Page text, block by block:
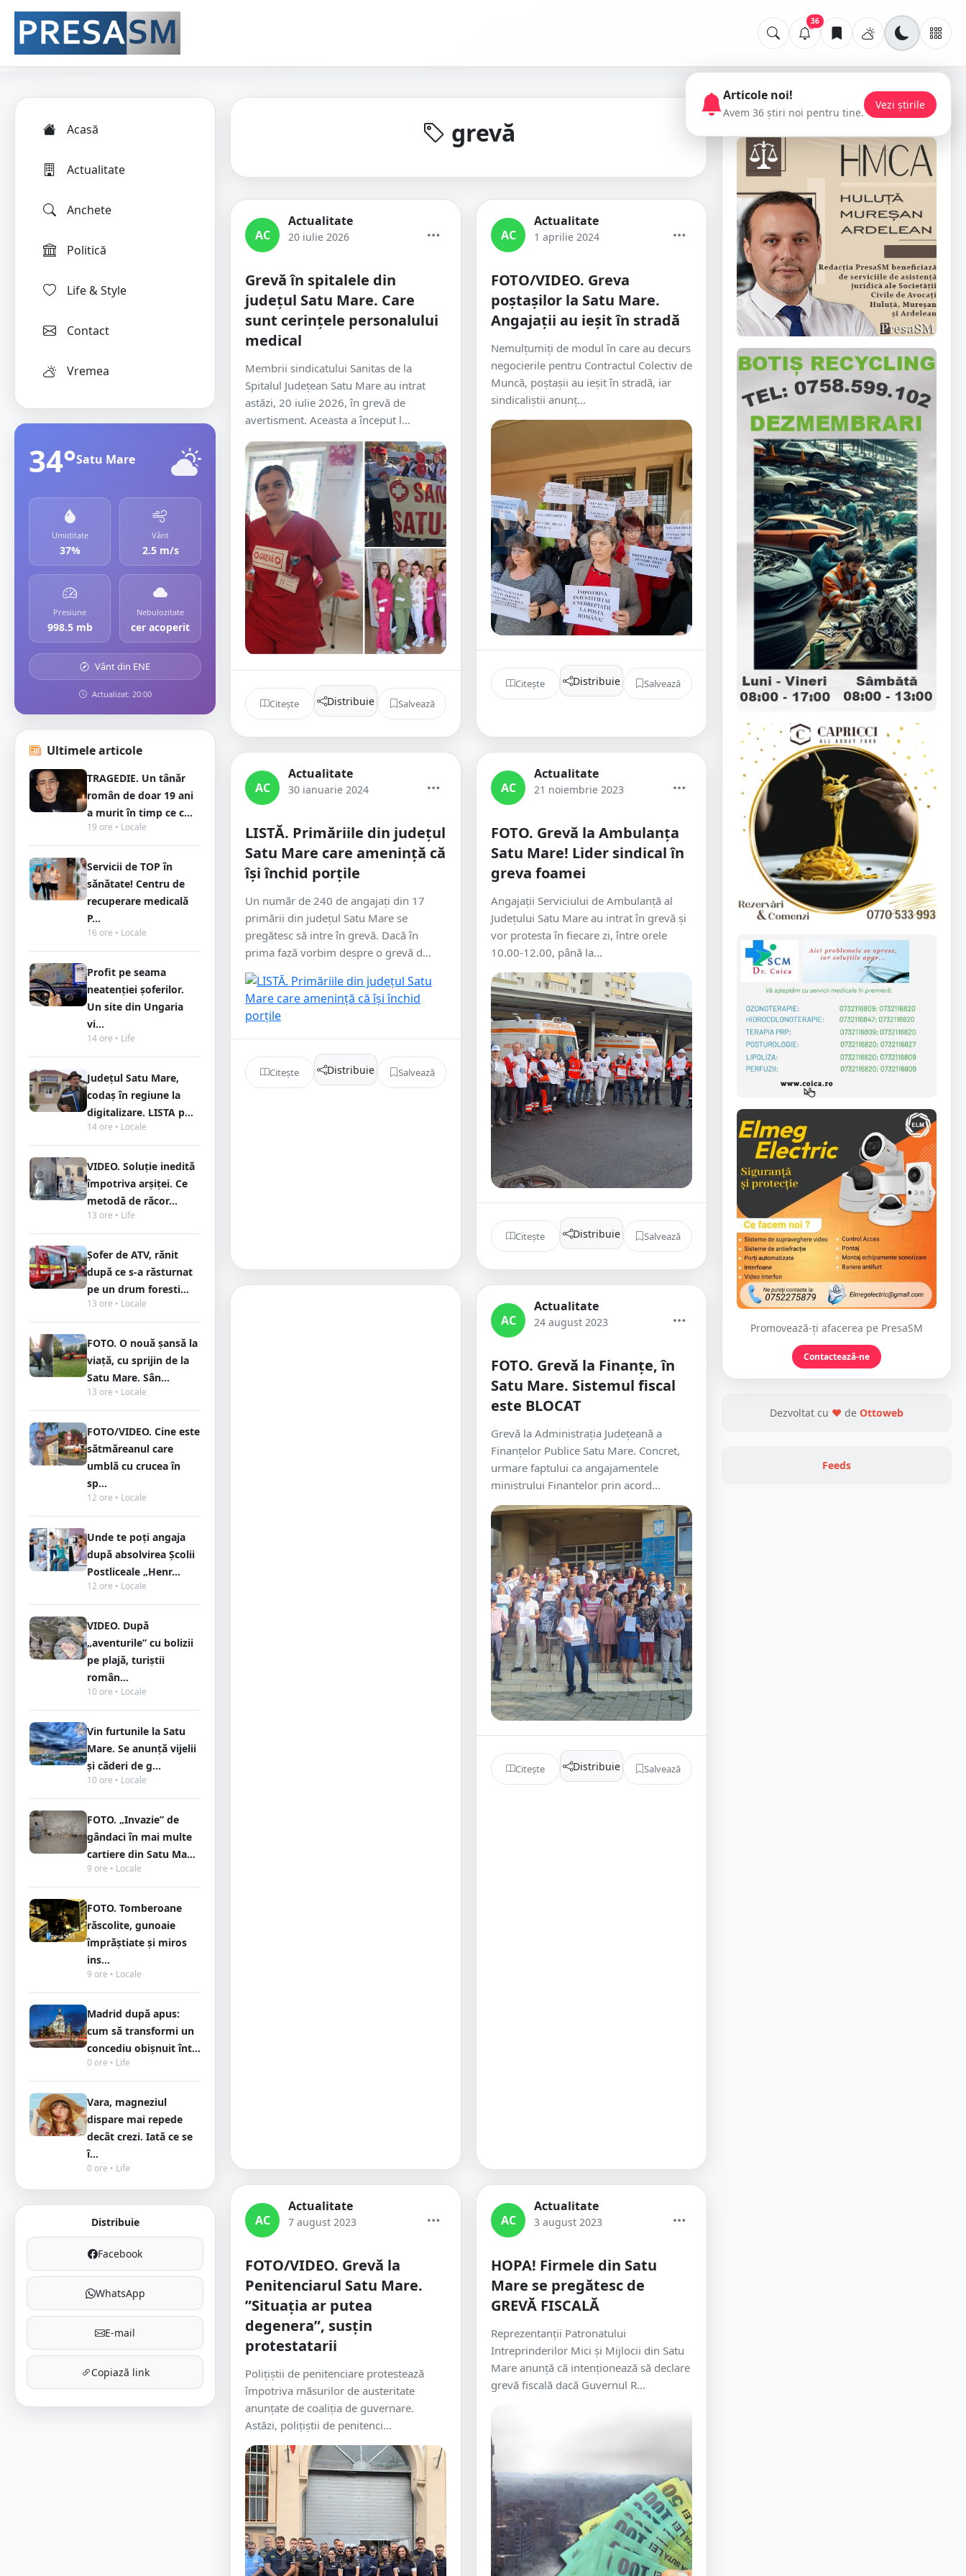
36
Acasă
Actualitate
Anchete
Politică
Life & Style
Contact
Vremea
34°Satu Mare
Umiditate
37%
Vânt
2.5 m/s
Presiune
998.5 mb
Nebulozitate
cer acoperit
Vânt din ENE
Actualizat: 20:00
Ultimele articole
TRAGEDIE. Un tânăr
român de doar 19 ani
a murit în timp ce c...
19 ore • Locale
Servicii de TOP în
sănătate! Centru de
recuperare medicală
P...
16 ore • Locale
Profit pe seama
neatenției șoferilor.
Un site din Ungaria
vi...
14 ore • Life
Județul Satu Mare,
codaș în regiune la
digitalizare. LISTA p...
14 ore • Locale
VIDEO. Soluție inedită
împotriva arșiței. Ce
metodă de răcor...
13 ore • Life
Șofer de ATV, rănit
după ce s-a răsturnat
pe un drum foresti...
13 ore • Locale
FOTO. O nouă șansă la
viață, cu sprijin de la
Satu Mare. Sân...
13 ore • Locale
FOTO/VIDEO. Cine este
sătmăreanul care
umblă cu crucea în
sp...
12 ore • Locale
Unde te poți angaja
după absolvirea Școlii
Postliceale „Henr...
12 ore • Locale
VIDEO. După
„aventurile” cu bolizii
pe plajă, turiștii
român...
10 ore • Locale
Vin furtunile la Satu
Mare. Se anunță vijelii
și căderi de g...
10 ore • Locale
FOTO. „Invazie” de
gândaci în mai multe
cartiere din Satu Ma...
9 ore • Locale
FOTO. Tomberoane
răscolite, gunoaie
împrăștiate și miros
ins...
9 ore • Locale
Madrid după apus:
cum să transformi un
concediu obișnuit înt...
0 ore • Life
Vara, magneziul
dispare mai repede
decât crezi. Iată ce se
î...
0 ore • Life
Distribuie
Facebook
WhatsApp
E-mail
Copiază link
grevă
AC
Actualitate
20 iulie 2026
Grevă în spitalele din
județul Satu Mare. Care
sunt cerințele personalului
medical
Membrii sindicatului Sanitas de la
Spitalul Județean Satu Mare au intrat
astăzi, 20 iulie 2026, în grevă de
avertisment. Aceasta a început l...
Citește Distribuie Salvează
AC
Actualitate
1 aprilie 2024
FOTO/VIDEO. Greva
poștașilor la Satu Mare.
Angajații au ieșit în stradă
Nemulțumiți de modul în care au decurs
negocierile pentru Contractul Colectiv de
Muncă, poștașii au ieșit în stradă, iar
sindicaliștii anunț...
Citește Distribuie Salvează
AC
Actualitate
30 ianuarie 2024
LISTĂ. Primăriile din județul
Satu Mare care amenință că
își închid porțile
Un număr de 240 de angajați din 17
primării din județul Satu Mare se
pregătesc să intre în grevă. Dacă în
prima fază vorbim despre o grevă d...
Citește Distribuie Salvează
AC
Actualitate
21 noiembrie 2023
FOTO. Grevă la Ambulanța
Satu Mare! Lider sindical în
greva foamei
Angajații Serviciului de Ambulanță al
Județului Satu Mare au intrat în grevă și
vor protesta în fiecare zi, între orele
10.00-12.00, până la...
Citește Distribuie Salvează
AC
Actualitate
24 august 2023
FOTO. Grevă la Finanțe, în
Satu Mare. Sistemul fiscal
este BLOCAT
Grevă la Administrația Județeană a
Finanțelor Publice Satu Mare. Concret,
urmare faptului ca angajamentele
ministrului Finantelor prin acord...
Citește Distribuie Salvează
AC
Actualitate
7 august 2023
FOTO/VIDEO. Grevă la
Penitenciarul Satu Mare.
”Situația ar putea
degenera”, susțin
protestatarii
Polițiștii de penitenciare protestează
împotriva măsurilor de austeritate
anunțate de coaliția de guvernare.
Astăzi, polițiștii de penitenci...
AC
Actualitate
3 august 2023
HOPA! Firmele din Satu
Mare se pregătesc de
GREVĂ FISCALĂ
Reprezentanții Patronatului
Intreprinderilor Mici și Mijlocii din Satu
Mare anunță că intenționează să declare
grevă fiscală dacă Guvernul R...
📢 Publicitate
Promovează-ți afacerea pe PresaSM
Contactează-ne
Dezvoltat cu ❤ de Ottoweb
Feeds
Articole noi!
Avem 36 știri noi pentru tine.
Vezi știrile